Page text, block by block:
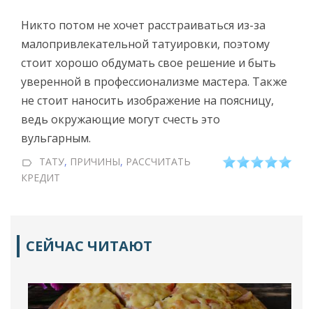
Никто потом не хочет расстраиваться из-за
малопривлекательной татуировки, поэтому
стоит хорошо обдумать свое решение и быть
уверенной в профессионализме мастера. Также
не стоит наносить изображение на поясницу,
ведь окружающие могут счесть это
вульгарным.
ТАТУ, ПРИЧИНЫ, РАССЧИТАТЬ
КРЕДИТ
СЕЙЧАС ЧИТАЮТ